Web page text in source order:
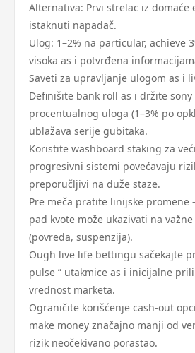
Alternativa: Prvi strelac iz domaće
istaknuti napadač.
Ulog: 1–2% na particular, achieve
visoka as i potvrđena
Saveti za upravljanje ulogom as i
Definišite bank roll as i držite sony
procentualnog uloga (1–3% po
ublažava serije gubitaka.
Koristite washboard staking za
progresivni sistemi povećavaju
preporučljivi na duže staze.
Pre meča pratite linijske
pad kvote može ukazivati na
(povreda, suspenzija).
Ough live life bettingu sačekajte
pulse ” utakmice as i inicijalne
vrednost marketa.
Ograničite korišćenje cash-out
make money značajno manji od
rizik neočekivano porastao.